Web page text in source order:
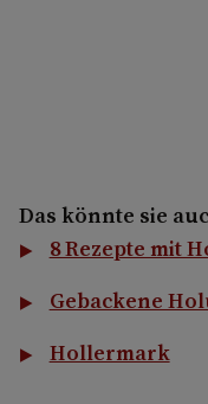
Das könnte sie
8 Rezepte mit
Gebackene
Hollermark